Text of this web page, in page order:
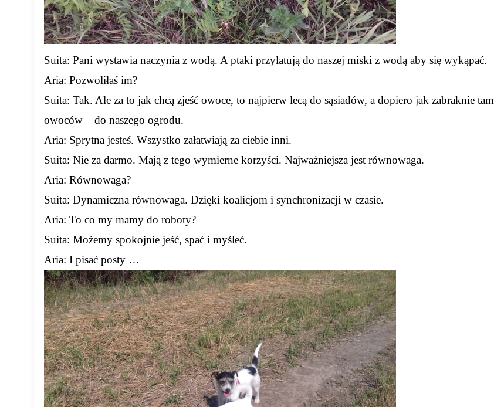
Suita: Pani wystawia naczynia z wodą. A ptaki przylatują do naszej miski z wodą aby się wykąpać.
Aria: Pozwoliłaś im?
Suita: Tak. Ale za to jak chcą zjeść owoce, to najpierw lecą do sąsiadów, a dopiero jak zabraknie tam
owoców – do naszego ogrodu.
Aria: Sprytna jesteś. Wszystko załatwiają za ciebie inni.
Suita: Nie za darmo. Mają z tego wymierne korzyści. Najważniejsza jest równowaga.
Aria: Równowaga?
Suita: Dynamiczna równowaga. Dzięki koalicjom i synchronizacji w czasie.
Aria: To co my mamy do roboty?
Suita: Możemy spokojnie jeść, spać i myśleć.
Aria: I pisać posty …